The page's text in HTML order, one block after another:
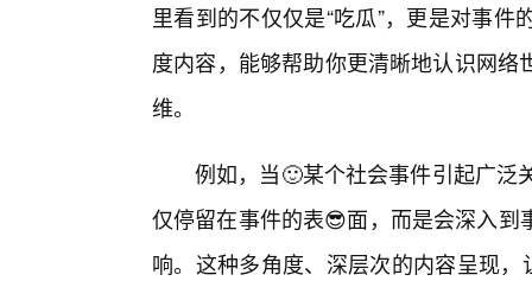
里看到的不仅仅是“吃瓜”，更是对事
度内容，能够帮助你更清晰地认识网
维。
例如，当🙂某个社会事件引起广泛
仅停留在事件的表😎面，而是会深入
响。这种多角度、深层次的内容呈现